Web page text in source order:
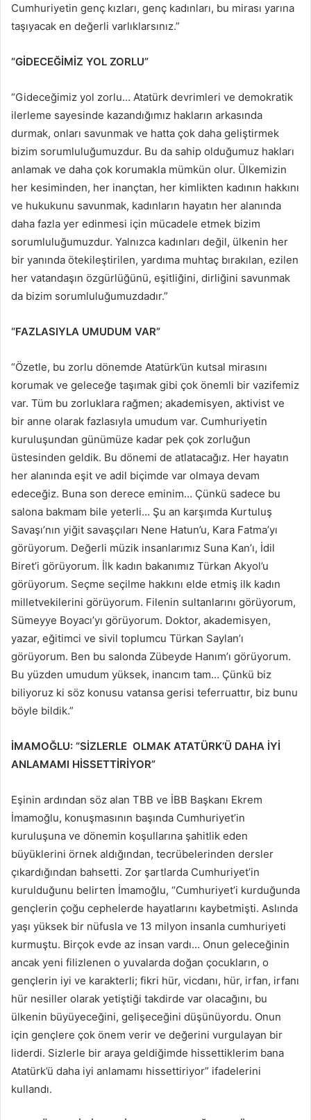
Cumhuriyetin genç kızları, genç kadınları, bu mirası yarına
taşıyacak en değerli varlıklarsınız.”
“GİDECEĞİMİZ YOL ZORLU”
“Gideceğimiz yol zorlu… Atatürk devrimleri ve demokratik
ilerleme sayesinde kazandığımız hakların arkasında
durmak, onları savunmak ve hatta çok daha geliştirmek
bizim sorumluluğumuzdur. Bu da sahip olduğumuz hakları
anlamak ve daha çok korumakla mümkün olur. Ülkemizin
her kesiminden, her inançtan, her kimlikten kadının hakkını
ve hukukunu savunmak, kadınların hayatın her alanında
daha fazla yer edinmesi için mücadele etmek bizim
sorumluluğumuzdur. Yalnızca kadınları değil, ülkenin her
bir yanında ötekileştirilen, yardıma muhtaç bırakılan, ezilen
her vatandaşın özgürlüğünü, eşitliğini, dirliğini savunmak
da bizim sorumluluğumuzdadır.”
“FAZLASIYLA UMUDUM VAR”
“Özetle, bu zorlu dönemde Atatürk’ün kutsal mirasını
korumak ve geleceğe taşımak gibi çok önemli bir vazifemiz
var. Tüm bu zorluklara rağmen; akademisyen, aktivist ve
bir anne olarak fazlasıyla umudum var. Cumhuriyetin
kuruluşundan günümüze kadar pek çok zorluğun
üstesinden geldik. Bu dönemi de atlatacağız. Her hayatın
her alanında eşit ve adil biçimde var olmaya devam
edeceğiz. Buna son derece eminim… Çünkü sadece bu
salona bakmam bile yeterli… Şu an karşımda Kurtuluş
Savaşı’nın yiğit savaşçıları Nene Hatun’u, Kara Fatma’yı
görüyorum. Değerli müzik insanlarımız Suna Kan’ı, İdil
Biret’i görüyorum. İlk kadın bakanımız Türkan Akyol’u
görüyorum. Seçme seçilme hakkını elde etmiş ilk kadın
milletvekilerini görüyorum. Filenin sultanlarını görüyorum,
Sümeyye Boyacı’yı görüyorum. Doktor, akademisyen,
yazar, eğitimci ve sivil toplumcu Türkan Saylan’ı
görüyorum. Ben bu salonda Zübeyde Hanım’ı görüyorum.
Bu yüzden umudum yüksek, inancım tam… Çünkü biz
biliyoruz ki söz konusu vatansa gerisi teferruattır, biz bunu
böyle bildik.”
İMAMOĞLU: “SİZLERLE OLMAK ATATÜRK’Ü DAHA İYİ
ANLAMAMI HİSSETTİRİYOR”
Eşinin ardından söz alan TBB ve İBB Başkanı Ekrem
İmamoğlu, konuşmasının başında Cumhuriyet’in
kuruluşuna ve dönemin koşullarına şahitlik eden
büyüklerini örnek aldığından, tecrübelerinden dersler
çıkardığından bahsetti. Zor şartlarda Cumhuriyet’in
kurulduğunu belirten İmamoğlu, “Cumhuriyet’i kurduğunda
gençlerin çoğu cephelerde hayatlarını kaybetmişti. Aslında
yaşı yüksek bir nüfusla ve 13 milyon insanla cumhuriyeti
kurmuştu. Birçok evde az insan vardı… Onun geleceğinin
ancak yeni filizlenen o yuvalarda doğan çocukların, o
gençlerin iyi ve karakterli; fikri hür, vicdanı, hür, irfan, irfanı
hür nesiller olarak yetiştiği takdirde var olacağını, bu
ülkenin büyüyeceğini, gelişeceğini düşünüyordu. Onun
için gençlere çok önem verir ve değerini vurgulayan bir
liderdi. Sizlerle bir araya geldiğimde hissettiklerim bana
Atatürk’ü daha iyi anlamamı hissettiriyor” ifadelerini
kullandı.